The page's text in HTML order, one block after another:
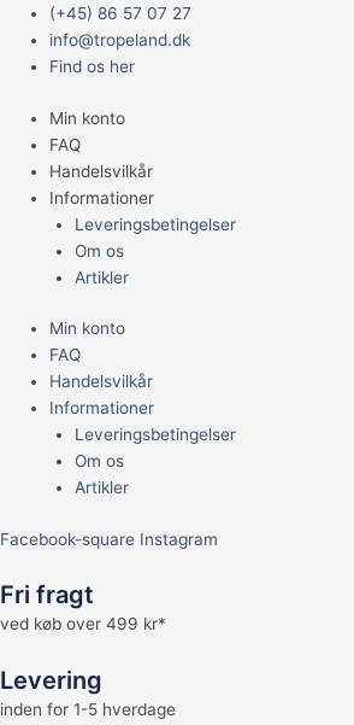
indholdet
(+45) 86 57 07 27
info@tropeland.dk
Find os her
Min konto
FAQ
Handelsvilkår
Informationer
Leveringsbetingelser
Om os
Artikler
Min konto
FAQ
Handelsvilkår
Informationer
Leveringsbetingelser
Om os
Artikler
Facebook-square Instagram
Fri fragt
ved køb over 499 kr*
Levering
inden for 1-5 hverdage
Main
Menu